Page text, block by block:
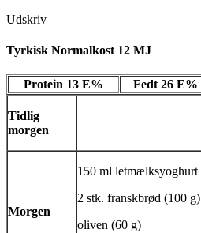
Udskriv
Tyrkisk Normalkost 12 MJ
Protein 13 E% Fedt 26 E%
Tidlig
morgen
Morgen
150 ml letmælksyoghurt
2 stk. franskbrød (100 g)
oliven (60 g)